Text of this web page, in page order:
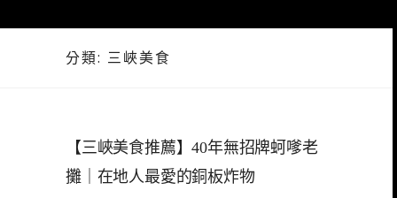
分類: 三峽美食
【三峽美食推薦】40年無招牌蚵嗲老
攤｜在地人最愛的銅板炸物